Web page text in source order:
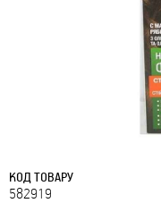
КОД ТОВАРУ
582919